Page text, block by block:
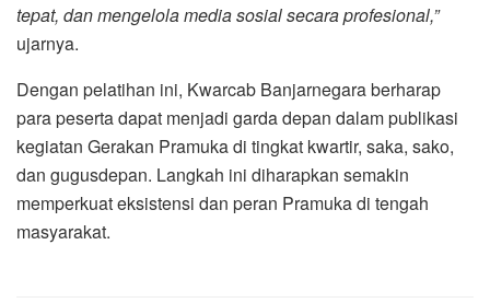
tepat, dan mengelola media sosial secara profesional,”
ujarnya.
Dengan pelatihan ini, Kwarcab Banjarnegara berharap
para peserta dapat menjadi garda depan dalam publikasi
kegiatan Gerakan Pramuka di tingkat kwartir, saka, sako,
dan gugusdepan. Langkah ini diharapkan semakin
memperkuat eksistensi dan peran Pramuka di tengah
masyarakat.